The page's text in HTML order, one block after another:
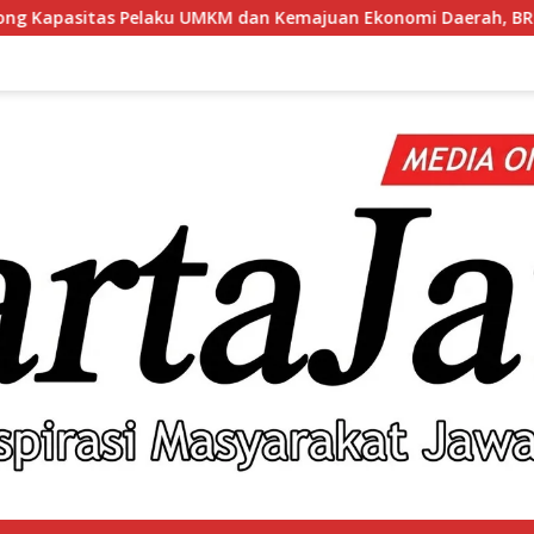
dan Kemajuan Ekonomi Daerah, BRI Branch Office Pare